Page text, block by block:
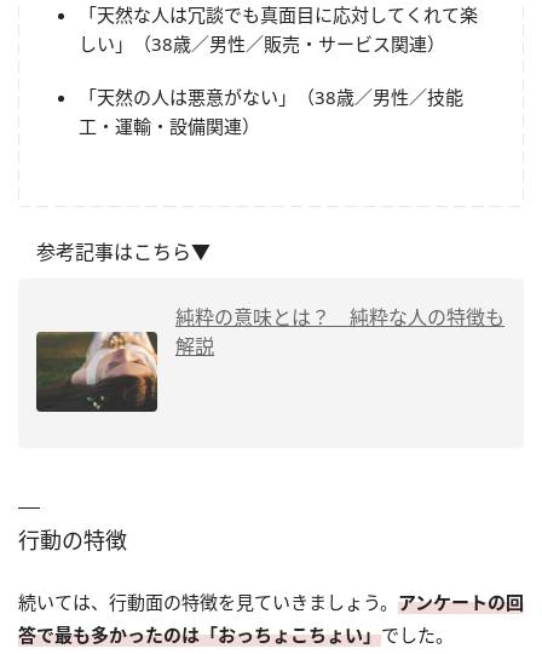
「天然な人は冗談でも真面目に応対してくれて楽
しい」（38歳／男性／販売・サービス関連）
「天然の人は悪意がない」（38歳／男性／技能
工・運輸・設備関連）
参考記事はこちら▼
純粋の意味とは？ 純粋な人の特徴も
解説
行動の特徴
続いては、行動面の特徴を見ていきましょう。 アンケートの回
答で最も多かったのは「おっちょこちょい」でした。